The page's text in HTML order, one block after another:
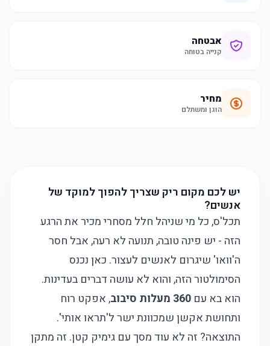
אבטחה
קנייה בטוחה
מחיר
הוגן ומשתלם
יש לכם מקום ריק שצריך להפוך למוקד של
אנשים?
תכל'ס, כל מי שניהל חלל מסחרי מכיר את הרגע
הזה - יש פינה טובה, תנועה לא רעה, אבל חסר
ה'וואו' שיגרום לאנשים לעצור. כאן נכנס
הסימולטור הזה, והוא לא עושה דברים בעדינות.
הוא בא עם 360 מעלות סיבוב
, אפקט רוח
ותחושת אקשן שמכוונת ישר ל'תראו אותי'.
התוצאה? זה לא עוד מסך עם גימיק קטן. זה מתקן